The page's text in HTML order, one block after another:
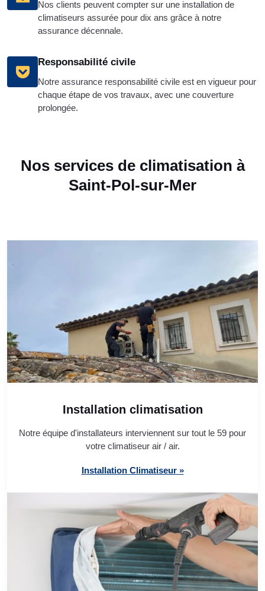
Nos clients peuvent compter sur une installation de
climatiseurs assurée pour dix ans grâce à notre
assurance décennale.
Responsabilité civile
Notre assurance responsabilité civile est en vigueur pour
chaque étape de vos travaux, avec une couverture
prolongée.
Nos services de climatisation à
Saint-Pol-sur-Mer
Installation climatisation
Notre équipe d'installateurs interviennent sur tout le 59 pour
votre climatiseur air / air.
Installation Climatiseur »